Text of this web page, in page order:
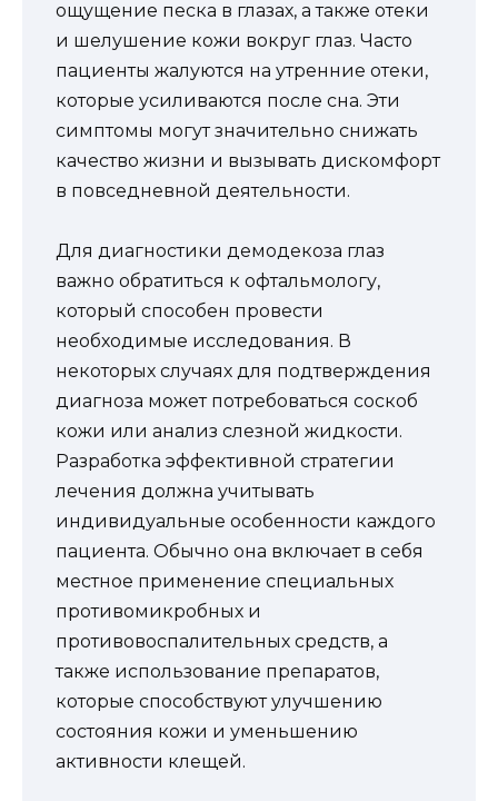
ощущение песка в глазах, а также отеки
и шелушение кожи вокруг глаз. Часто
пациенты жалуются на утренние отеки,
которые усиливаются после сна. Эти
симптомы могут значительно снижать
качество жизни и вызывать дискомфорт
в повседневной деятельности.
Для диагностики демодекоза глаз
важно обратиться к офтальмологу,
который способен провести
необходимые исследования. В
некоторых случаях для подтверждения
диагноза может потребоваться соскоб
кожи или анализ слезной жидкости.
Разработка эффективной стратегии
лечения должна учитывать
индивидуальные особенности каждого
пациента. Обычно она включает в себя
местное применение специальных
противомикробных и
противовоспалительных средств, а
также использование препаратов,
которые способствуют улучшению
состояния кожи и уменьшению
активности клещей.